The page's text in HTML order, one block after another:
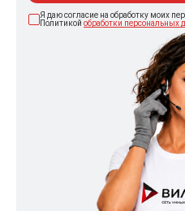
Я даю согласие на обработку моих
Политикой обработки персональных